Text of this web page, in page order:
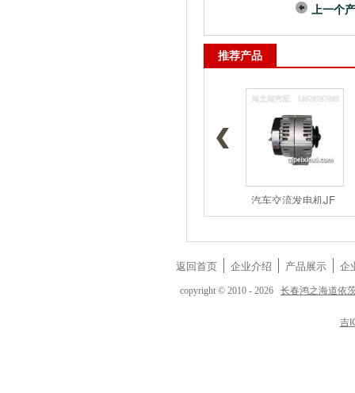
上一个
推荐产品
汽车交流发电机JF
返回首页 企业介绍 产品展示 企
copyright © 2010 - 2026 长春鸿之海道依
吉